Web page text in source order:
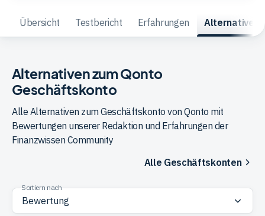
Rohstoffe
Finanzen
Übersicht Testbericht Erfahrungen Alternativen
Alternativen zum Qonto
Geschäftskonto
Alle Alternativen zum Geschäftskonto von Qonto mit
Bewertungen unserer Redaktion und Erfahrungen der
Finanzwissen Community
Alle Geschäftskonten
Sortiern nach